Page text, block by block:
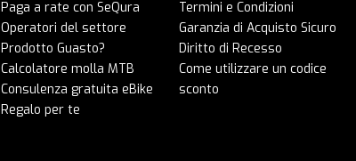
Paga a rate con SeQura
Operatori del settore
Prodotto Guasto?
Calcolatore molla MTB
Consulenza gratuita eBike
Regalo per te
Termini e Condizioni
Garanzia di Acquisto Sicuro
Diritto di Recesso
Come utilizzare un codice
sconto